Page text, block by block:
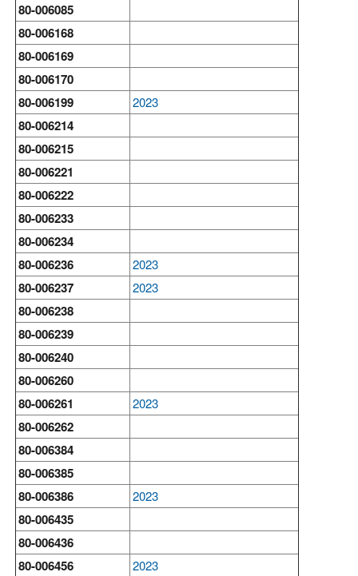
80-006085
80-006168
80-006169
80-006170
80-006199
2023
80-006214
80-006215
80-006221
80-006222
80-006233
80-006234
80-006236
2023
80-006237 2023
80-006238
80-006239
80-006240
80-006260
80-006261
2023
80-006262
80-006384
80-006385
80-006386
2023
80-006435
80-006436
80-006456
2023